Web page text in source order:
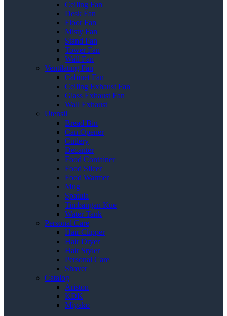
Ceiling Fan
Desk Fan
Floor Fan
Misty Fan
Stand Fan
Tower Fan
Wall Fan
Ventilating Fan
Cabinet Fan
Ceiling Exhaust Fan
Glass Exhaust Fan
Wall Exhaust
Utensil
Bread Bin
Can Opener
Cutlery
Decanter
Food Container
Food Slicer
Food Warmer
Mug
Spatula
Timbangan Kue
Water Tank
Personal Care
Hair Clipper
Hair Dryer
Hair Styler
Personal Care
Shaver
Catalog
Ariston
KDK
Miyako